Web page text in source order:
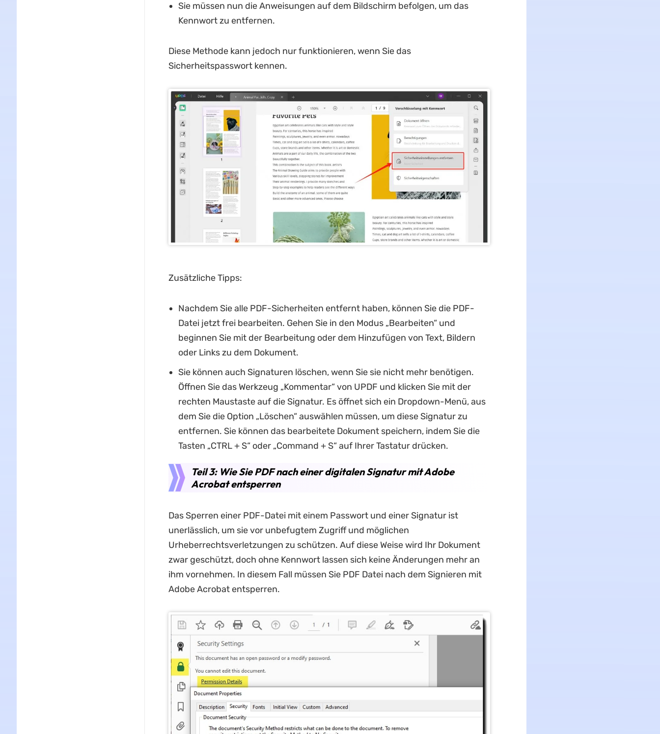
Sie müssen nun die Anweisungen auf dem Bildschirm befolgen, um das
Kennwort zu entfernen.
Diese Methode kann jedoch nur funktionieren, wenn Sie das
Sicherheitspasswort kennen.
Zusätzliche Tipps:
Nachdem Sie alle PDF-Sicherheiten entfernt haben, können Sie die PDF-
Datei jetzt frei bearbeiten. Gehen Sie in den Modus „Bearbeiten“ und
beginnen Sie mit der Bearbeitung oder dem Hinzufügen von Text, Bildern
oder Links zu dem Dokument.
Sie können auch Signaturen löschen, wenn Sie sie nicht mehr benötigen.
Öffnen Sie das Werkzeug „Kommentar“ von UPDF und klicken Sie mit der
rechten Maustaste auf die Signatur. Es öffnet sich ein Dropdown-Menü, aus
dem Sie die Option „Löschen“ auswählen müssen, um diese Signatur zu
entfernen. Sie können das bearbeitete Dokument speichern, indem Sie die
Tasten „CTRL + S“ oder „Command + S“ auf Ihrer Tastatur drücken.
Teil 3: Wie Sie PDF nach einer digitalen Signatur mit Adobe
Acrobat entsperren
Das Sperren einer PDF-Datei mit einem Passwort und einer Signatur ist
unerlässlich, um sie vor unbefugtem Zugriff und möglichen
Urheberrechtsverletzungen zu schützen. Auf diese Weise wird Ihr Dokument
zwar geschützt, doch ohne Kennwort lassen sich keine Änderungen mehr an
ihm vornehmen. In diesem Fall müssen Sie PDF Datei nach dem Signieren mit
Adobe Acrobat entsperren.